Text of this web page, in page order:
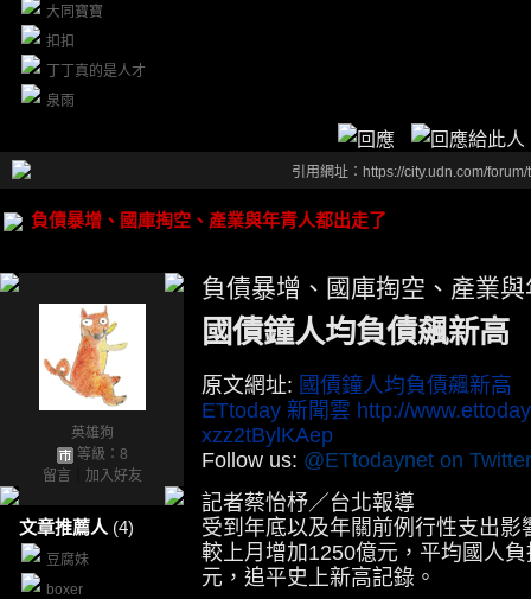
大同寶寶
扣扣
丁丁真的是人才
泉雨
引用網址：https://city.udn.com/
負債暴增、國庫掏空、產業與年青人都出走了
英雄狗
等級：8
留言
加入好友
文章推薦人 (4)
豆腐妹
boxer
負債暴增、國庫掏空、產業
國債鐘人均負債飆新
原文網址: 國債鐘人均負債飆新高
ETtoday 新聞雲 http://
xzz2tBylKAep
Follow us: @ETtodaynet on Twitter
記者蔡怡杼／台北報導
受到年底以及年關前例行性支出
較上月增加1250億元，平均國人
元，追平史上新高記錄。